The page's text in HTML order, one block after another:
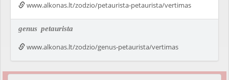
www.alkonas.lt/zodzio/petaurista-petaurista/vertimas
genus petaurista
www.alkonas.lt/zodzio/genus-petaurista/vertimas